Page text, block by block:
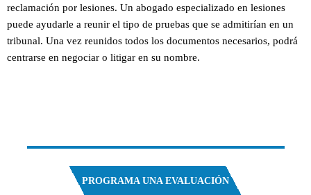
reclamación por lesiones. Un abogado especializado en lesiones
puede ayudarle a reunir el tipo de pruebas que se admitirían en un
tribunal. Una vez reunidos todos los documentos necesarios, podrá
centrarse en negociar o litigar en su nombre.
PROGRAMA UNA EVALUACIÓN